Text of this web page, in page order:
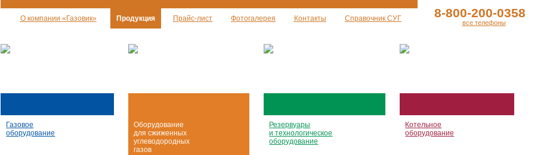
О компании «Газовик» Продукция Прайс-лист Фотогалерея Контакты Справочник СУГ 8-800-200-0358
все телефоны
Газовое
оборудование
Оборудование
для сжиженных
углеводородных
газов
Резервуары
и технологическое
оборудование
Котельное
оборудование